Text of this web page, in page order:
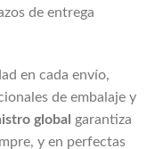
de entrega
en cada envío,
de embalaje y
global garantiza
y en perfectas